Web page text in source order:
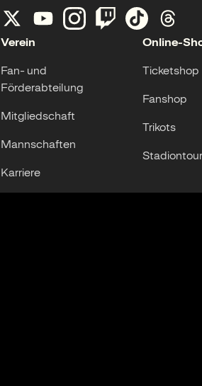
Verein
Fan- und
Förderabteilung
Mitgliedschaft
Mannschaften
Karriere
Online-
Ticketshop
Fanshop
Trikots